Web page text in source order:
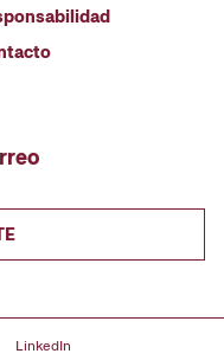
LinkedIn